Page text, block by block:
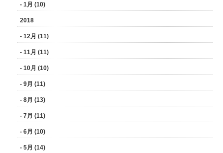
- 1月 (10)
2018
- 12月 (11)
- 11月 (11)
- 10月 (10)
- 9月 (11)
- 8月 (13)
- 7月 (11)
- 6月 (10)
- 5月 (14)